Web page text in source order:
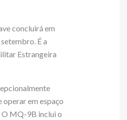
concluirá em
É a
Estrangeira
em espaço
O MQ-9B inclui o